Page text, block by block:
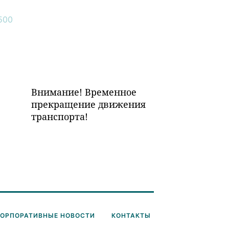
Внимание! Временное
прекращение движения
транспорта!
НОВОСТИ КОНТАКТЫ